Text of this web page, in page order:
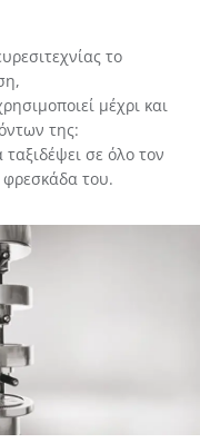
το
μέχρι και
της:
σε όλο τον
του.